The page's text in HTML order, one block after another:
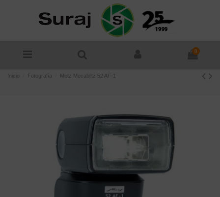
0
Inicio Fotografía Metz Mecablitz 52 AF-1